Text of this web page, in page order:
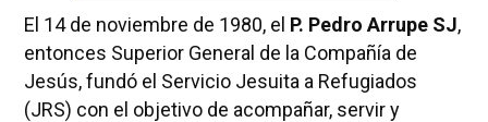
El 14 de noviembre de 1980, el P. Pedro Arrupe SJ,
entonces Superior General de la Compañía de
Jesús, fundó el Servicio Jesuita a Refugiados
(JRS) con el objetivo de acompañar, servir y